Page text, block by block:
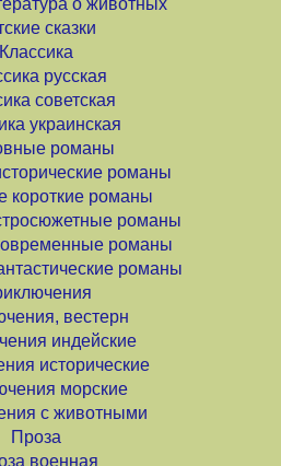
о животных
сказки
Классика
русская
советская
украинская
романы
романы
короткие романы
романы
романы
романы
вестерн
индейские
исторические
морские
с животными
Проза
военная